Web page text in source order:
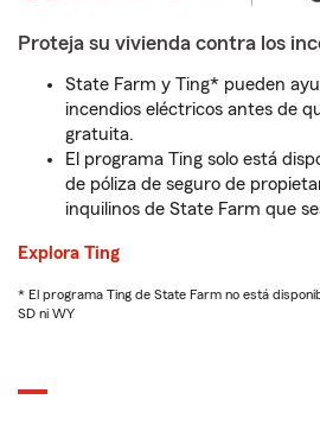
Proteja su vivienda contra los
State Farm y Ting* pueden
incendios eléctricos antes de
gratuita.
El programa Ting solo está
de póliza de seguro de
inquilinos de State Farm que
Explora Ting
* El programa Ting de State Farm no está
SD ni WY